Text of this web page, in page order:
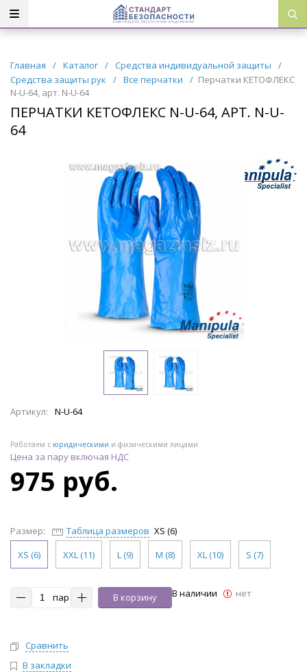
Главная / Каталог / Средства индивидуальной защиты
/
Средства защиты рук
/ Все перчатки / Перчатки КЕТОФЛЕКС
N-U-64, арт. N-U-64
ПЕРЧАТКИ КЕТОФЛЕКС N-U-64, АРТ. N-U-
64
Артикул: N-U-64
Работаем с юридическими и физическими лицами
Цена за пару включая НДС
975 руб.
Размер: Таблица размеров XS (6)
XS (6)
XXL (11) L (9) M (8) XL (10) S (7)
пар В корзину В наличии нет
Сравнить
В закладки